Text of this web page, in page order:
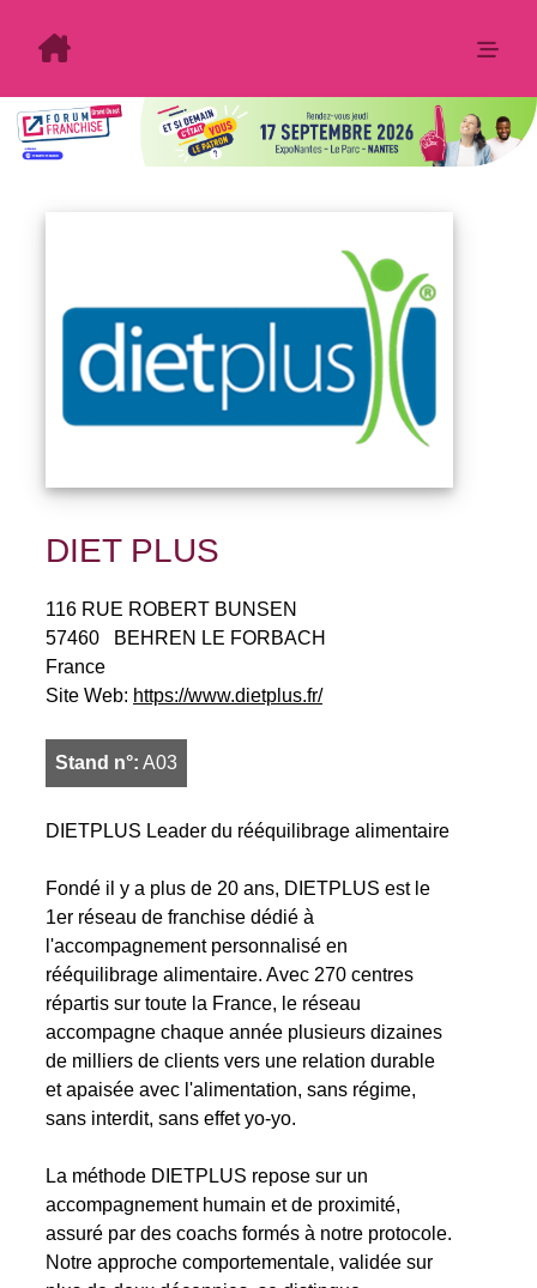
DIET PLUS
116 RUE ROBERT BUNSEN
57460
BEHREN LE FORBACH
France
Site Web: https://www.dietplus.fr/
Stand n°: A03
DIETPLUS Leader du rééquilibrage alimentaire
Fondé il y a plus de 20 ans, DIETPLUS est le
1er réseau de franchise dédié à
l'accompagnement personnalisé en
rééquilibrage alimentaire. Avec 270 centres
répartis sur toute la France, le réseau
accompagne chaque année plusieurs dizaines
de milliers de clients vers une relation durable
et apaisée avec l'alimentation, sans régime,
sans interdit, sans effet yo-yo.
La méthode DIETPLUS repose sur un
accompagnement humain et de proximité,
assuré par des coachs formés à notre protocole.
Notre approche comportementale, validée sur